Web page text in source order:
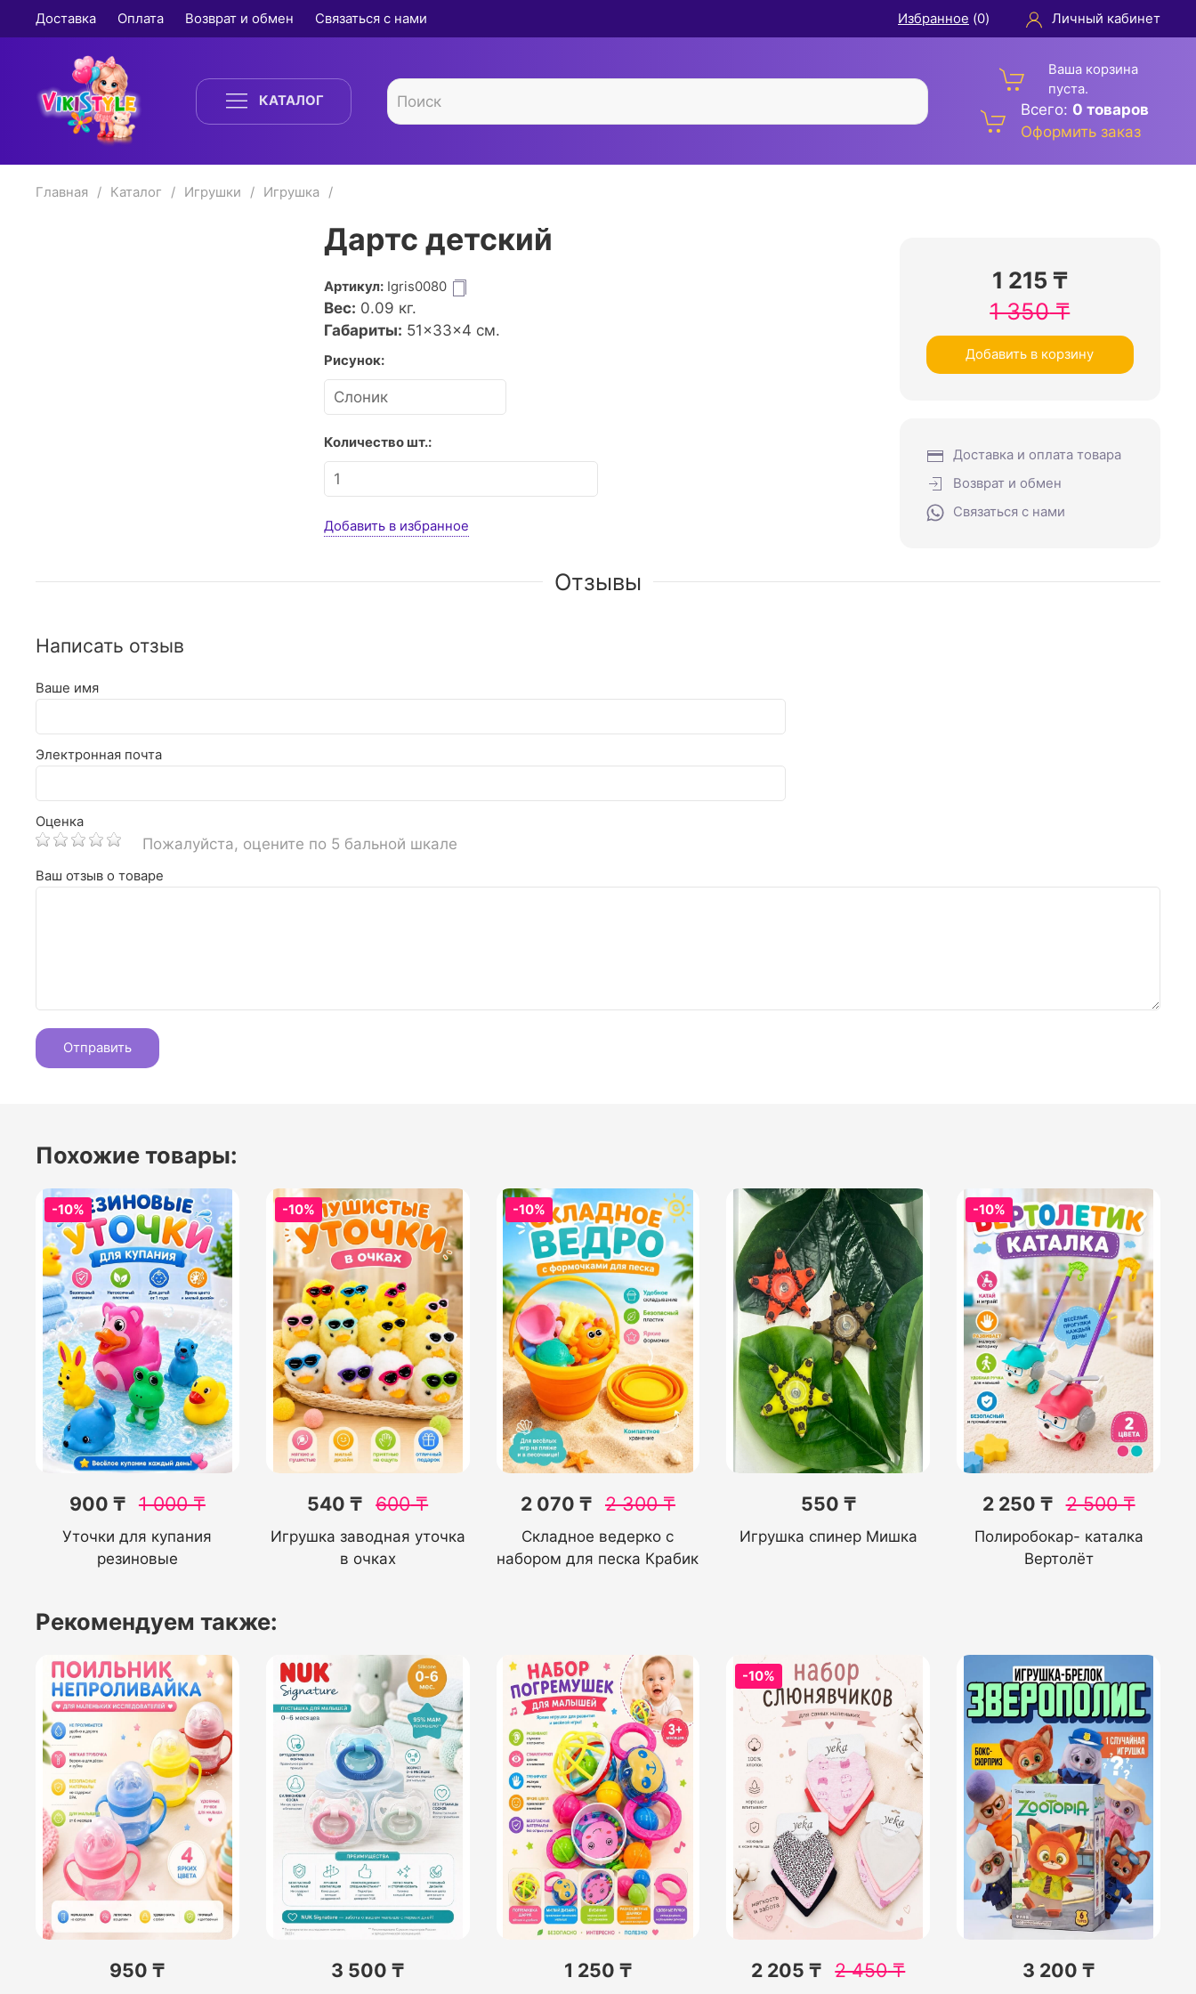
Доставка Оплата Возврат и обмен Связаться с нами Избранное (0) Личный кабинет
КАТАЛОГ
Ваша корзина
пуста.
Всего: 0 товаров
Оформить заказ
Главная Каталог Игрушки Игрушка
Дартс детский
Артикул: Igris0080
Вес: 0.09 кг.
Габариты: 51×33×4 см.
Рисунок:
Количество шт.:
Добавить в избранное
1 215₸
1 350₸
Добавить в корзину
Доставка и оплата товара
Возврат и обмен
Связаться с нами
Отзывы
Написать отзыв
Ваше имя
Электронная почта
Оценка
Пожалуйста, оцените по 5 бальной шкале
Ваш отзыв о товаре
Похожие товары:
-10%
900 ₸ 1 000₸
Уточки для купания
резиновые
-10%
540 ₸ 600₸
Игрушка заводная уточка
в очках
-10%
2 070 ₸ 2 300₸
Складное ведерко с
набором для песка Крабик
550 ₸
Игрушка спинер Мишка
-10%
2 250 ₸ 2 500₸
Полиробокар- каталка
Вертолёт
Рекомендуем также:
950 ₸ 3 500 ₸ 1 250 ₸
-10%
2 205 ₸ 2 450₸ 3 200 ₸